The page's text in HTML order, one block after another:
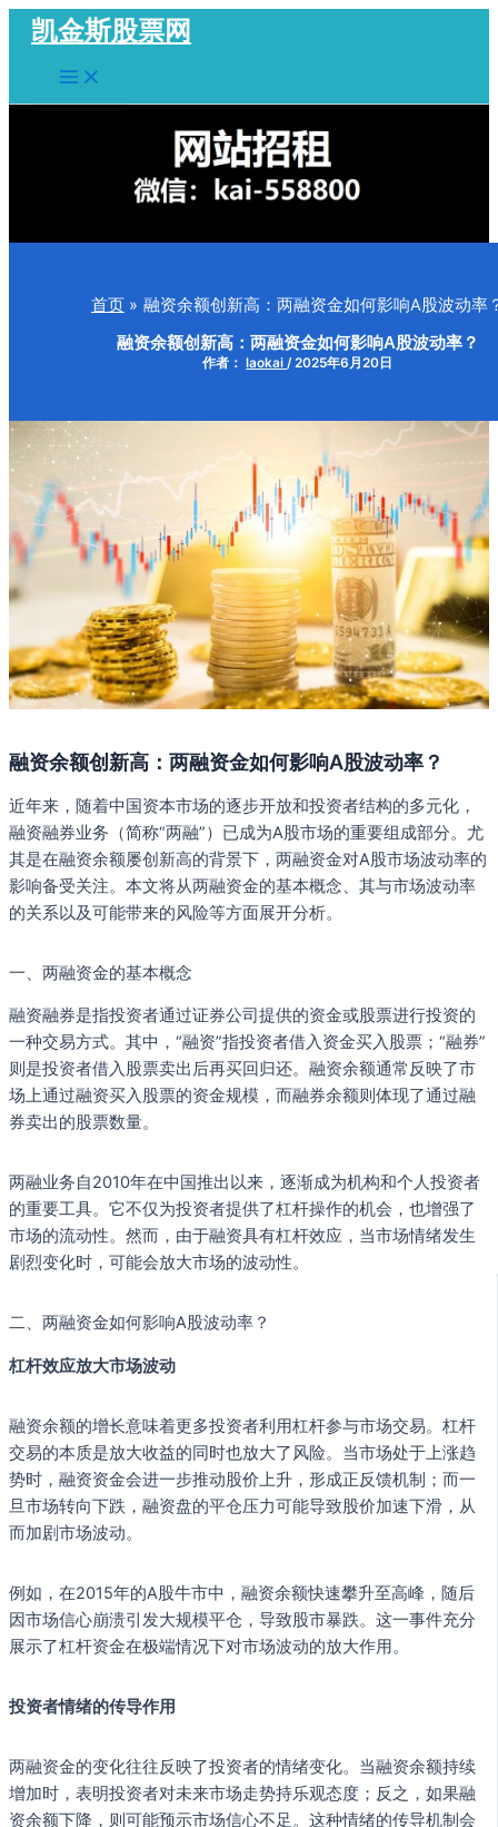
容
凯金斯股票网
Main
Menu
首页 融资余额创新高：两融资金如何影响A股波动率
融资余额创新高：两融资金如何影响A股波动率？
作者： laokai /2025年6月20日
融资余额创新高：两融资金如何影响A股波动率？
近年来，随着中国资本市场的逐步开放和投资者结构的多元化，
融资融券业务（简称“两融”）已成为A股市场的重要组成部分。尤
其是在融资余额屡创新高的背景下，两融资金对A股市场波动率的
影响备受关注。本文将从两融资金的基本概念、其与市场波动率
的关系以及可能带来的风险等方面展开分析。
一、两融资金的基本概念
融资融券是指投资者通过证券公司提供的资金或股票进行投资的
一种交易方式。其中，“融资”指投资者借入资金买入股票；“融券”
则是投资者借入股票卖出后再买回归还。融资余额通常反映了市
场上通过融资买入股票的资金规模，而融券余额则体现了通过融
券卖出的股票数量。
两融业务自2010年在中国推出以来，逐渐成为机构和个人投资者
的重要工具。它不仅为投资者提供了杠杆操作的机会，也增强了
市场的流动性。然而，由于融资具有杠杆效应，当市场情绪发生
剧烈变化时，可能会放大市场的波动性。
二、两融资金如何影响A股波动率？
杠杆效应放大市场波动
融资余额的增长意味着更多投资者利用杠杆参与市场交易。杠杆
交易的本质是放大收益的同时也放大了风险。当市场处于上涨趋
势时，融资资金会进一步推动股价上升，形成正反馈机制；而一
旦市场转向下跌，融资盘的平仓压力可能导致股价加速下滑，从
而加剧市场波动。
例如，在2015年的A股牛市中，融资余额快速攀升至高峰，随后
因市场信心崩溃引发大规模平仓，导致股市暴跌。这一事件充分
展示了杠杆资金在极端情况下对市场波动的放大作用。
投资者情绪的传导作用
两融资金的变化往往反映了投资者的情绪变化。当融资余额持续
增加时，表明投资者对未来市场走势持乐观态度；反之，如果融
资余额下降，则可能预示市场信心不足。这种情绪的传导机制会